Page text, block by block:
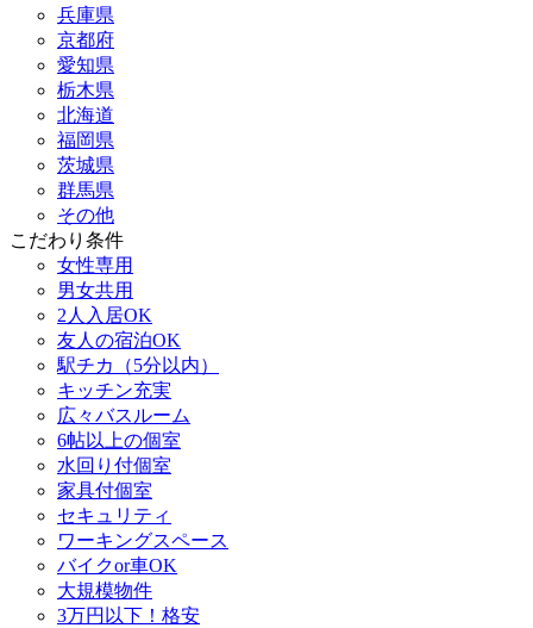
兵庫県
京都府
愛知県
栃木県
北海道
福岡県
茨城県
群馬県
その他
こだわり条件
女性専用
男女共用
2人入居OK
友人の宿泊OK
駅チカ（5分以内）
キッチン充実
広々バスルーム
6帖以上の個室
水回り付個室
家具付個室
セキュリティ
ワーキングスペース
バイクor車OK
大規模物件
3万円以下！格安